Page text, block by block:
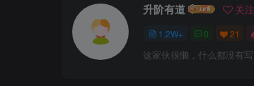
升阶有道 关注
1.2W+ 0 21
这家伙很懒，什么都没有